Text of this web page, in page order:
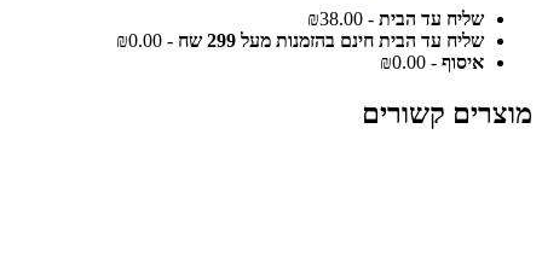
שליח עד הבית - ₪38.00
שליח עד הבית חינם בהזמנות מעל 299 שח
- ₪0.00
איסוף - ₪0.00
מוצרים קשורים